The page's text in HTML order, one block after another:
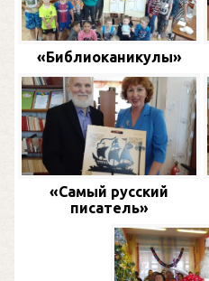
«Библиоканикулы»
«Самый русский
писатель»